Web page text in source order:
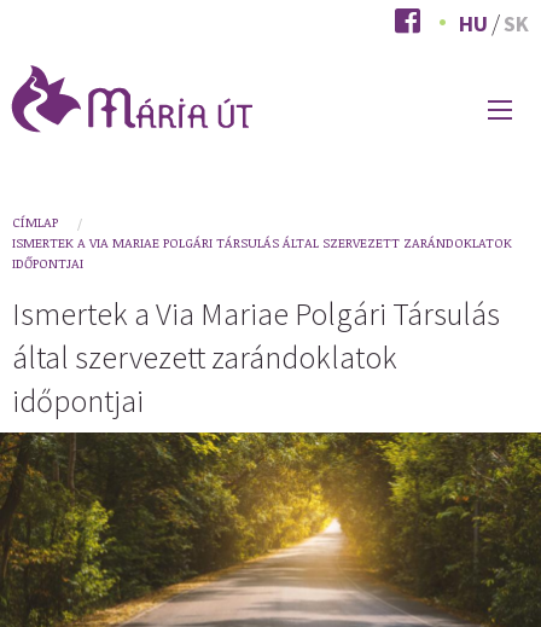
tartalomra
HU SK
You
are
CÍMLAP
ISMERTEK A VIA MARIAE POLGÁRI TÁRSULÁS ÁLTAL SZERVEZETT ZARÁNDOKLATOK
IDŐPONTJAI
Ismertek a Via Mariae Polgári Társulás
által szervezett zarándoklatok
időpontjai